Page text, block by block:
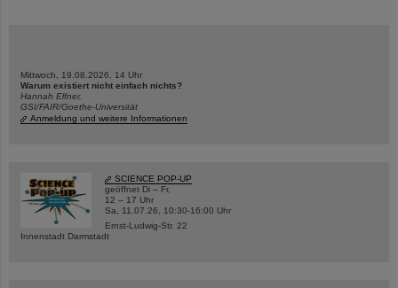
Mittwoch, 19.08.2026, 14 Uhr
Warum existiert nicht einfach nichts?
Hannah Elfner,
GSI/FAIR/Goethe-Universität
Anmeldung und weitere Informationen
SCIENCE POP-UP
geöffnet Di – Fr,
12 – 17 Uhr
Sa, 11.07.26, 10:30-16:00 Uhr
Ernst-Ludwig-Str. 22
Innenstadt Darmstadt